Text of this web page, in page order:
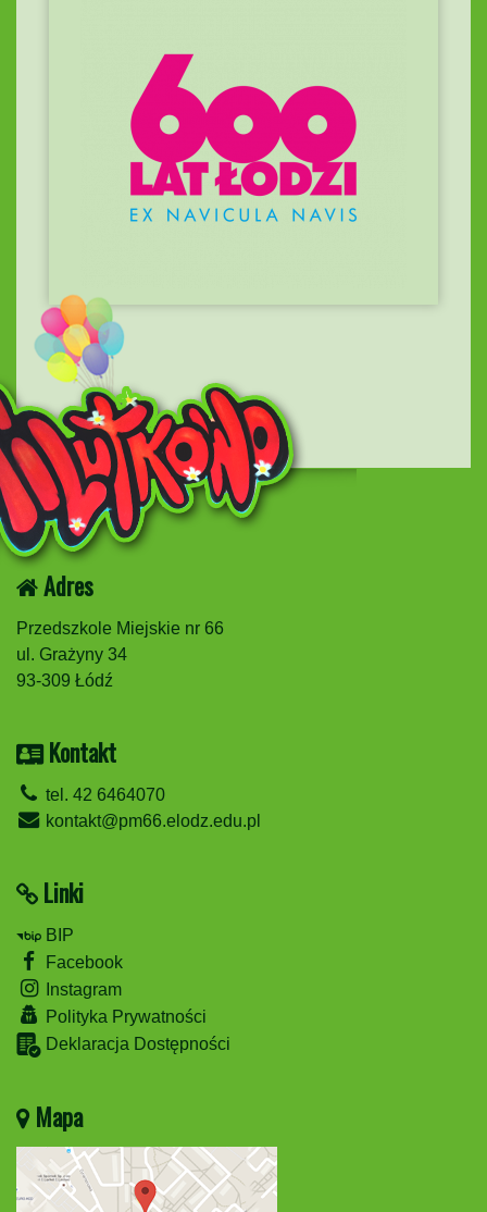
Adres
Przedszkole Miejskie nr 66
ul. Grażyny 34
93-309 Łódź
Kontakt
tel. 42 6464070
kontakt@pm66.elodz.edu.pl
Linki
BIP
Facebook
Instagram
Polityka Prywatności
Deklaracja Dostępności
Mapa